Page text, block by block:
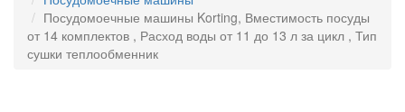
Посудомоечные машины Korting, Вместимость посуды
от 14 комплектов , Расход воды от 11 до 13 л за цикл , Тип
сушки теплообменник